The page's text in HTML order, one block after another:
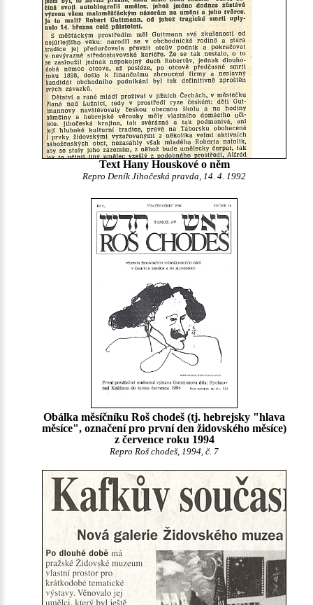
Text Hany Houskové o něm
Repro Deník Jihočeská pravda, 14. 4. 1992
Obálka měsíčníku Roš chodeš (tj. hebrejsky "hlava
měsíce", označení pro první den židovského měsíce)
z července roku 1994
Repro Roš chodeš, 1994, č. 7